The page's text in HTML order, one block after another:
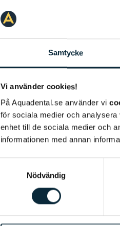
Samtycke
Vi använder cookies!
På Aquadental.se använder vi
för sociala medier och
enhet till de sociala medier och
informationen med annan
Nödvändig